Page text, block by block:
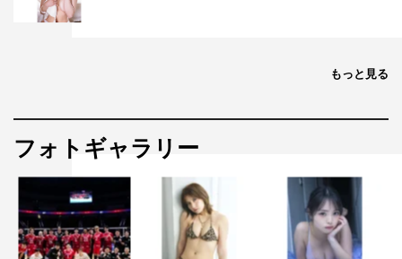
もっと見る
フォトギャラリー